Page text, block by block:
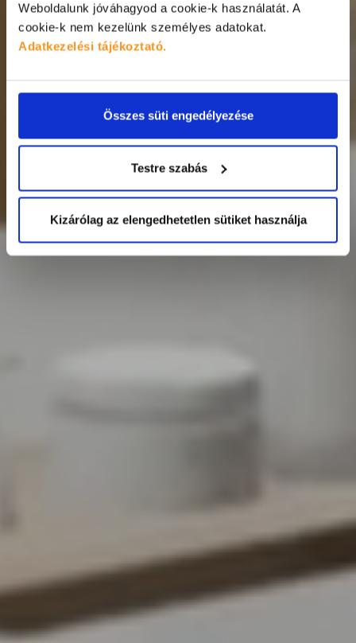
Weboldalunk jóváhagyod a cookie-k használatát. A
cookie-k nem kezelünk személyes adatokat.
Adatkezelési tájékoztató.
Összes süti engedélyezése
Testre szabás
Kizárólag az elengedhetetlen sütiket használja
LEGYEN NEKED IS
LENYŰGÖZŐ FÜRDŐSZOBÁD!